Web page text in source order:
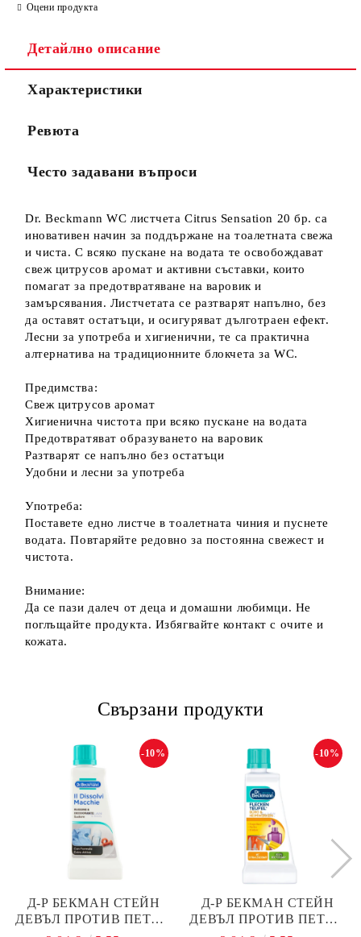
Оцени продукта
Детайлно описание
Характеристики
Ревюта
Често задавани въпроси
Dr. Beckmann WC листчета Citrus Sensation 20 бр. са
иновативен начин за поддържане на тоалетната свежа
и чиста. С всяко пускане на водата те освобождават
свеж цитрусов аромат и активни съставки, които
помагат за предотвратяване на варовик и
замърсявания. Листчетата се разтварят напълно, без
да оставят остатъци, и осигуряват дълготраен ефект.
Лесни за употреба и хигиенични, те са практична
алтернатива на традиционните блокчета за WC.
Предимства:
Свеж цитрусов аромат
Хигиенична чистота при всяко пускане на водата
Предотвратяват образуването на варовик
Разтварят се напълно без остатъци
Удобни и лесни за употреба
Употреба:
Поставете едно листче в тоалетната чиния и пуснете
водата. Повтаряйте редовно за постоянна свежест и
чистота.
Внимание:
Да се пази далеч от деца и домашни любимци. Не
поглъщайте продукта. Избягвайте контакт с очите и
кожата.
Свързани продукти
Д-Р БЕКМАН СТЕЙН
ДЕВЪЛ ПРОТИВ ПЕТНА
-10%
Д-Р БЕКМАН СТЕЙН
ДЕВЪЛ ПРОТИВ ПЕТНА
-10%